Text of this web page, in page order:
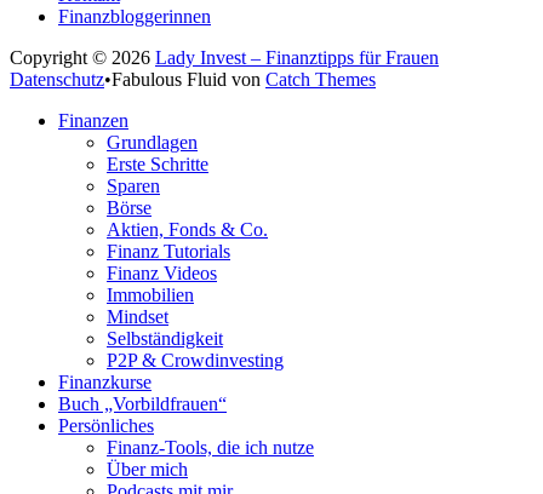
Finanzbloggerinnen
Copyright © 2026 Lady Invest – Finanztipps für Frauen
Datenschutz•Fabulous Fluid von Catch Themes
oben
Finanzen
Grundlagen
Erste Schritte
Sparen
Börse
Aktien, Fonds & Co.
Finanz Tutorials
Finanz Videos
Immobilien
Mindset
Selbständigkeit
P2P & Crowdinvesting
Finanzkurse
Buch „Vorbildfrauen“
Persönliches
Finanz-Tools, die ich nutze
Über mich